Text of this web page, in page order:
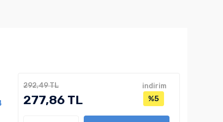
292,49 TL
277,86 TL
indirim
%5